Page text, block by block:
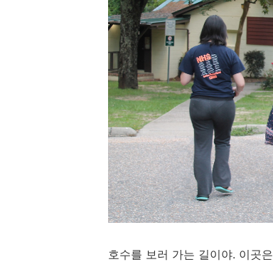
호수를 보러 가는 길이야. 이곳